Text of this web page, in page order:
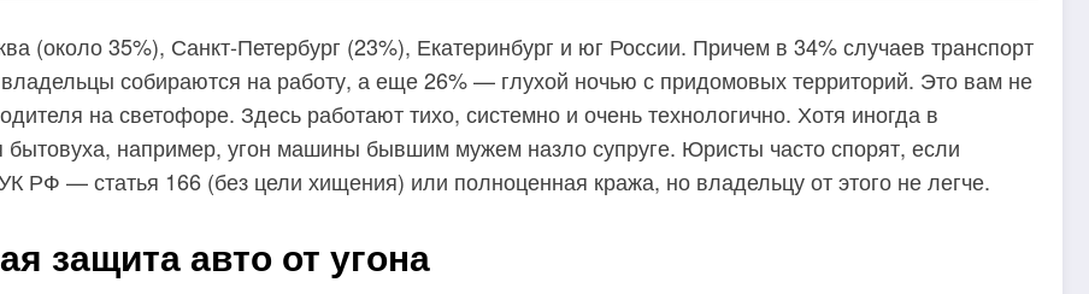
(около 35%), Санкт-Петербург (23%), Екатеринбург и юг России. Причем в 34% случаев транспорт
собираются на работу, а еще 26% — глухой ночью с придомовых территорий. Это вам не
на светофоре. Здесь работают тихо, системно и очень технологично. Хотя иногда в
бытовуха, например, угон машины бывшим мужем назло супруге. Юристы часто спорят, если
РФ — статья 166 (без цели хищения) или полноценная кража, но владельцу от этого не легче.
защита авто от угона